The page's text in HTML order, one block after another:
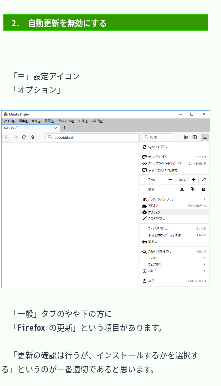
2.　自動更新を無効にする
「≡」設定アイコン
「オプション」
「一般」タブのやや下の方に
「Firefox の更新」という項目があります。
「更新の確認は行うが、インストールするかを選択す
る」というのが一番適切であると思います。